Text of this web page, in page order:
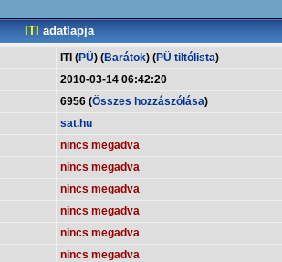
ITI adatlapja
ITI (PÜ) (Barátok) (PÜ tiltólista)
2010-03-14 06:42:20
6956 (Összes hozzászólása)
sat.hu
nincs megadva
nincs megadva
nincs megadva
nincs megadva
nincs megadva
nincs megadva